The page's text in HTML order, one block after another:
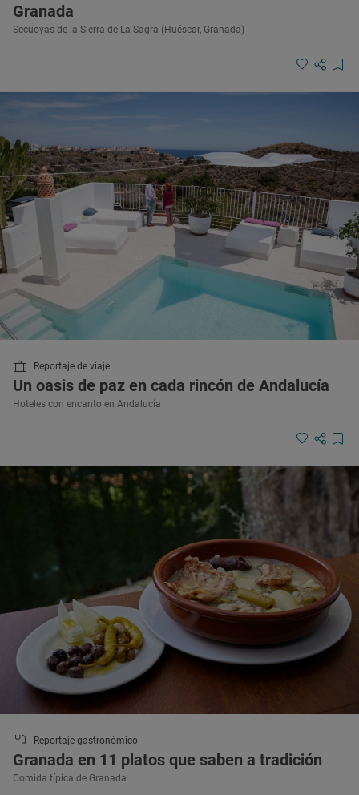
Granada
Secuoyas de la Sierra de La Sagra (Huéscar, Granada)
Reportaje de viaje
Un oasis de paz en cada rincón de Andalucía
Hoteles con encanto en Andalucía
Reportaje gastronómico
Granada en 11 platos que saben a tradición
Comida típica de Granada